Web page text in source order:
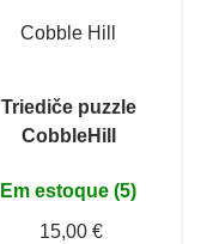
Cobble Hill
Triediče puzzle
CobbleHill
Em estoque (5)
15,00 €